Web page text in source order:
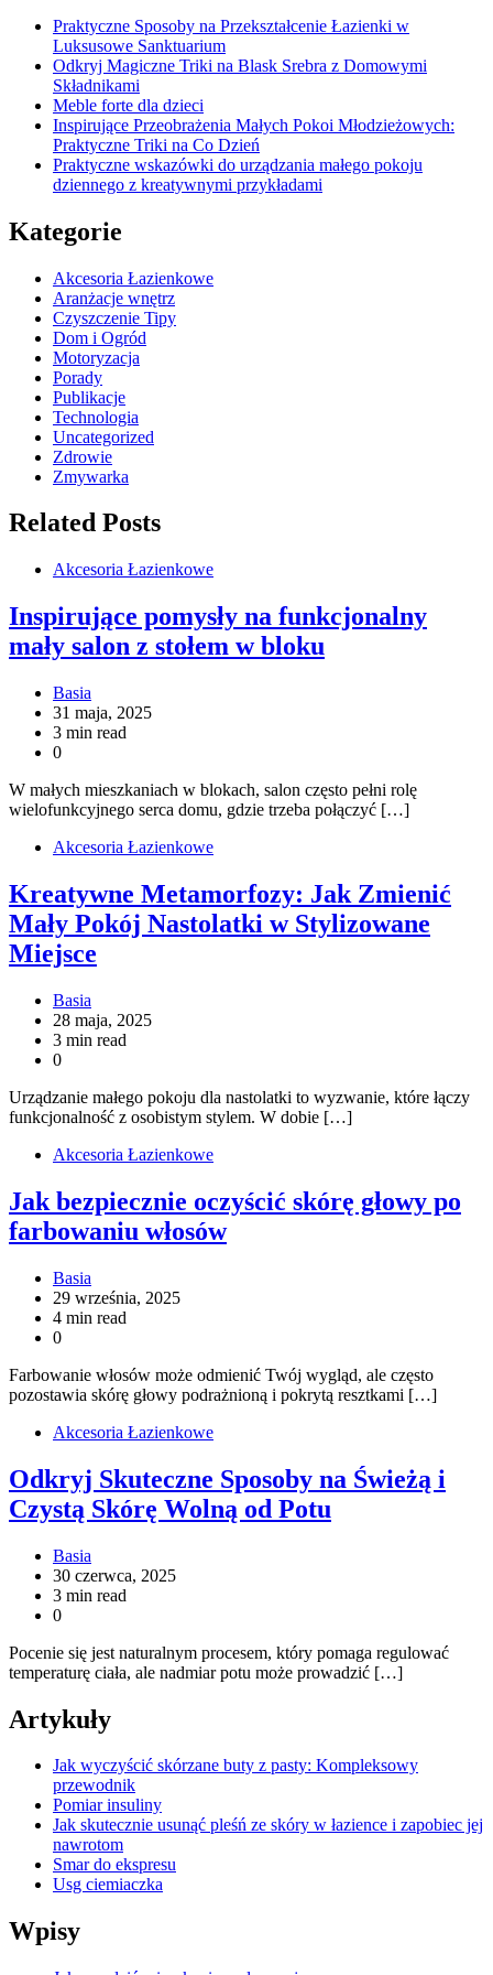
Praktyczne Sposoby na Przekształcenie Łazienki w
Luksusowe Sanktuarium
Odkryj Magiczne Triki na Blask Srebra z Domowymi
Składnikami
Meble forte dla dzieci
Inspirujące Przeobrażenia Małych Pokoi Młodzieżowych:
Praktyczne Triki na Co Dzień
Praktyczne wskazówki do urządzania małego pokoju
dziennego z kreatywnymi przykładami
Kategorie
Akcesoria Łazienkowe
Aranżacje wnętrz
Czyszczenie Tipy
Dom i Ogród
Motoryzacja
Porady
Publikacje
Technologia
Uncategorized
Zdrowie
Zmywarka
Related Posts
Akcesoria Łazienkowe
Inspirujące pomysły na funkcjonalny
mały salon z stołem w bloku
Basia
31 maja, 2025
3 min read
0
W małych mieszkaniach w blokach, salon często pełni rolę
wielofunkcyjnego serca domu, gdzie trzeba połączyć […]
Akcesoria Łazienkowe
Kreatywne Metamorfozy: Jak Zmienić
Mały Pokój Nastolatki w Stylizowane
Miejsce
Basia
28 maja, 2025
3 min read
0
Urządzanie małego pokoju dla nastolatki to wyzwanie, które łączy
funkcjonalność z osobistym stylem. W dobie […]
Akcesoria Łazienkowe
Jak bezpiecznie oczyścić skórę głowy po
farbowaniu włosów
Basia
29 września, 2025
4 min read
0
Farbowanie włosów może odmienić Twój wygląd, ale często
pozostawia skórę głowy podrażnioną i pokrytą resztkami […]
Akcesoria Łazienkowe
Odkryj Skuteczne Sposoby na Świeżą i
Czystą Skórę Wolną od Potu
Basia
30 czerwca, 2025
3 min read
0
Pocenie się jest naturalnym procesem, który pomaga regulować
temperaturę ciała, ale nadmiar potu może prowadzić […]
Artykuły
Jak wyczyścić skórzane buty z pasty: Kompleksowy
przewodnik
Pomiar insuliny
Jak skutecznie usunąć pleśń ze skóry w łazience i zapobiec jej
nawrotom
Smar do ekspresu
Usg ciemiaczka
Wpisy